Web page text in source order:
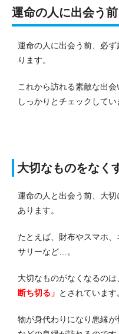
運命の人に出会う
運命の人に出会う前、必
ります。
これから訪れる素敵な出会
しっかりとチェックしてい
大切なものをなく
運命の人と出会う前、大
あります。
たとえば、財布やスマホ
サリーなど…。
大切なものがなくなるの
断ち切る」 とされています
物が身代わりになり悪縁